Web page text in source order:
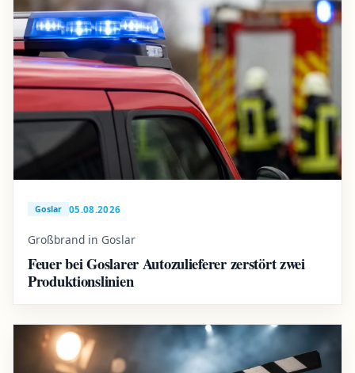
Goslar 05.08.2026
Großbrand in Goslar
Feuer bei Goslarer Autozulieferer zerstört zwei
Produktionslinien